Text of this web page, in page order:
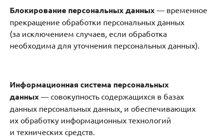
Блокирование персональных данных — временное
прекращение обработки персональных данных
(за исключением случаев, если обработка
необходима для уточнения персональных данных).
Информационная система персональных
данных — совокупность содержащихся в базах
данных персональных данных, и обеспечивающих
их обработку информационных технологий
и технических средств.